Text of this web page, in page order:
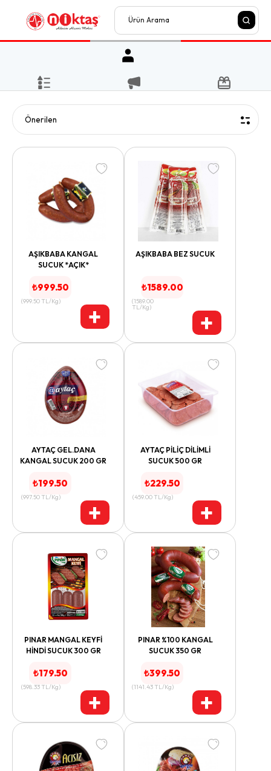
AŞIKBABA KANGAL
SUCUK *AÇIK*
₺999.50
(999.50 TL/Kg) +
AŞIKBABA BEZ SUCUK
₺1589.00
(1589.00
TL/Kg) +
AYTAÇ GEL.DANA
KANGAL SUCUK 200 GR
₺199.50
(997.50 TL/Kg) +
AYTAÇ PİLİÇ DİLİMLİ
SUCUK 500 GR
₺229.50
(459.00 TL/Kg) +
PINAR MANGAL KEYFİ
HİNDİ SUCUK 300 GR
₺179.50
(598.33 TL/Kg) +
PINAR %100 KANGAL
SUCUK 350 GR
₺399.50
(1141.43 TL/Kg) +